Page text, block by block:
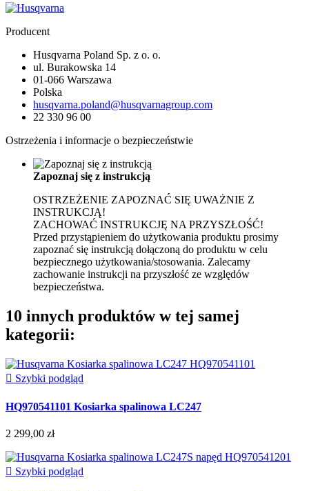
Producent
Husqvarna Poland Sp. z o. o.
ul. Burakowska 14
01-066 Warszawa
Polska
husqvarna.poland@husqvarnagroup.com
22 330 96 00
Ostrzeżenia i informacje o bezpieczeństwie
Zapoznaj się z instrukcją
OSTRZEŻENIE ZAPOZNAĆ SIĘ UWAŻNIE Z
INSTRUKCJĄ!
ZACHOWAĆ INSTRUKCJĘ NA PRZYSZŁOŚĆ!
Przed przystąpieniem do użytkowania produktu prosimy
zapoznać się instrukcją dołączoną do produktu w celu
bezpiecznego użytkowania/stosowania. Zalecamy
zachowanie instrukcji na przyszłość ze względów
bezpieczeństwa.
10 innych produktów w tej samej
kategorii:
 Szybki podgląd
HQ970541101 Kosiarka spalinowa LC247
2 299,00 zł
 Szybki podgląd